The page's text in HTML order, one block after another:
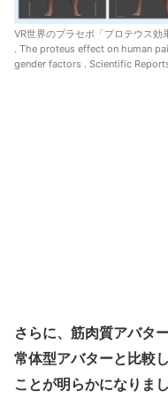
VR世界のプラセボ「プロテウス
. The proteus effect on human
gender factors . Scientific
さらに、筋肉質アバタ
常体型アバターと比較
ことが明らかになりまし